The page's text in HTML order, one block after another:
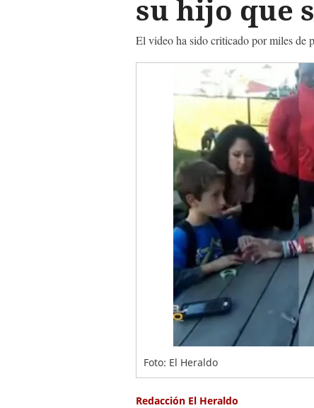
su hijo que
El video ha sido criticado por miles de
Foto: El Heraldo
Redacción El Heraldo